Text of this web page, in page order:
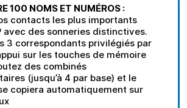
100 NOMS ET NUMÉROS :
contacts les plus importants
avec des sonneries distinctives.
3 correspondants privilégiés par
sur les touches de mémoire
des combinés
(jusqu’à 4 par base) et le
copiera automatiquement sur